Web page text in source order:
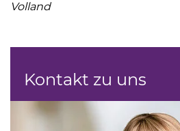
Volland
Kontakt zu uns